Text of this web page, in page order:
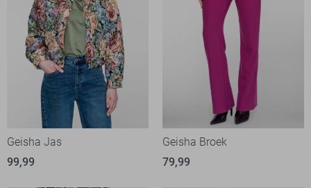
Geisha Jas
99,99
Geisha Broek
79,99